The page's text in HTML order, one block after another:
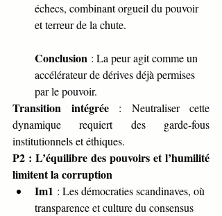
échecs, combinant orgueil du pouvoir
et terreur de la chute.
Conclusion : La peur agit comme un
accélérateur de dérives déjà permises
par le pouvoir.
Transition intégrée : Neutraliser cette
dynamique requiert des garde-fous
institutionnels et éthiques.
P2 : L’équilibre des pouvoirs et l’humilité
limitent la corruption
Im1 : Les démocraties scandinaves, où
transparence et culture du consensus